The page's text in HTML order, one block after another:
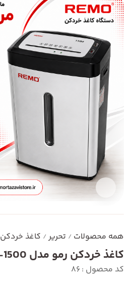
همه محصولات / تحریر / کاغذ خردکن
کاغذ خردکن رمو مدل c-1500
کد محصول : 86